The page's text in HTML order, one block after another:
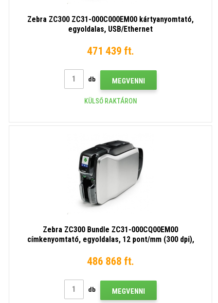
Zebra ZC300 ZC31-000C000EM00 kártyanyomtató,
egyoldalas, USB/Ethernet
471 439 ft.
db MEGVENNI
KÜLSŐ RAKTÁRON
Zebra ZC300 Bundle ZC31-000CQ00EM00
címkenyomtató, egyoldalas, 12 pont/mm (300 dpi),
486 868 ft.
db MEGVENNI